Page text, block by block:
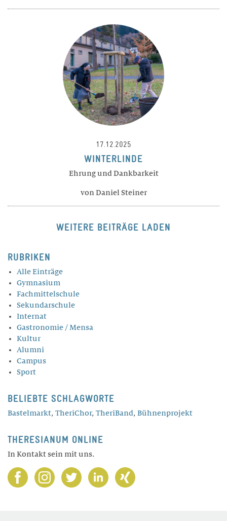
17.12.2025
WINTERLINDE
Ehrung und Dankbarkeit
von Daniel Steiner
WEITERE BEITRÄGE LADEN
RUBRIKEN
Alle Einträge
Gymnasium
Fachmittelschule
Sekundarschule
Internat
Gastronomie / Mensa
Kultur
Alumni
Campus
Sport
BELIEBTE SCHLAGWORTE
Bastelmarkt, TheriChor, TheriBand, Bühnenprojekt
THERESIANUM ONLINE
In Kontakt sein mit uns.